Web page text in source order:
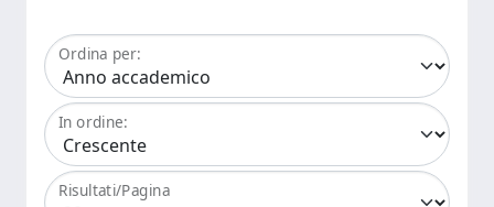
Ordina per:
In ordine:
Risultati/Pagina